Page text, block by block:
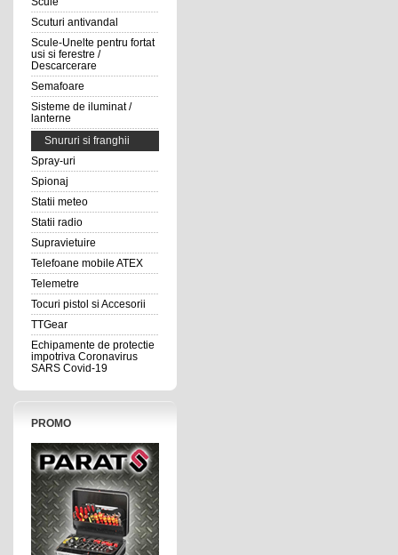
Scuturi antivandal
Scule-Unelte pentru fortat
usi si ferestre /
Descarcerare
Semafoare
Sisteme de iluminat /
lanterne
Snururi si franghii
Spray-uri
Spionaj
Statii meteo
Statii radio
Supravietuire
Telefoane mobile ATEX
Telemetre
Tocuri pistol si Accesorii
TTGear
Echipamente de protectie
impotriva Coronavirus
SARS Covid-19
PROMO